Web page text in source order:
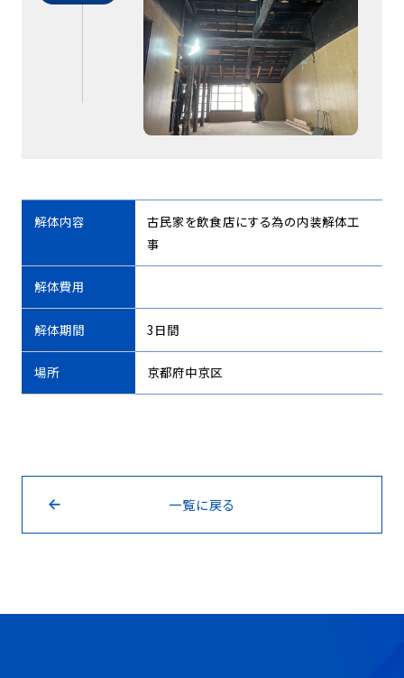
解体内容
古民家を飲食店にする為の内装解体工
事
解体費用
解体期間 3日間
場所 京都府中京区
一覧に戻る